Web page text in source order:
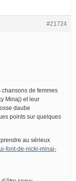
#21724
chansons de femmes
Minaj) et leur
daube
points sur quelques
au sérieux
font-de-nicki-minaj-